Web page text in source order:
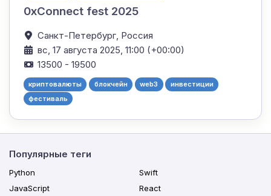
0xConnect fest 2025
Санкт-Петербург, Россия
вс, 17 августа 2025, 11:00 (+00:00)
13500 - 19500
криптовалюты блокчейн web3
инвестиции
фестиваль
Популярные теги
Python
JavaScript
Swift
React